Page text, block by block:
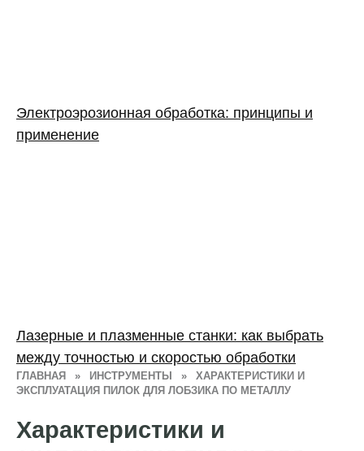
ГЛАВНАЯ » ИНСТРУМЕНТЫ »
ХАРАКТЕРИСТИКИ И
ЭКСПЛУАТАЦИЯ ПИЛОК ДЛЯ ЛОБЗИКА ПО МЕТАЛЛУ
Характеристики и
Электроэрозионная обработка: принципы и
применение
Лазерные и плазменные станки: как выбрать
между точностью и скоростью обработки